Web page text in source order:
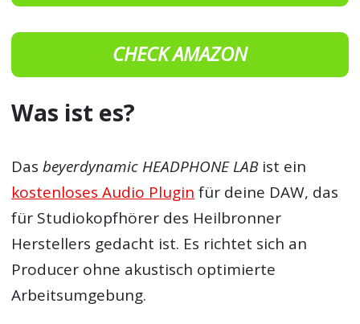
CHECK AMAZON
Was ist es?
Dasbeyerdynamic HEADPHONE LABist ein
kostenloses Audio Plugin für deine DAW, das
für Studiokopfhörer des Heilbronner
Herstellers gedacht ist. Es richtet sich an
Producer ohne akustisch optimierte
Arbeitsumgebung.